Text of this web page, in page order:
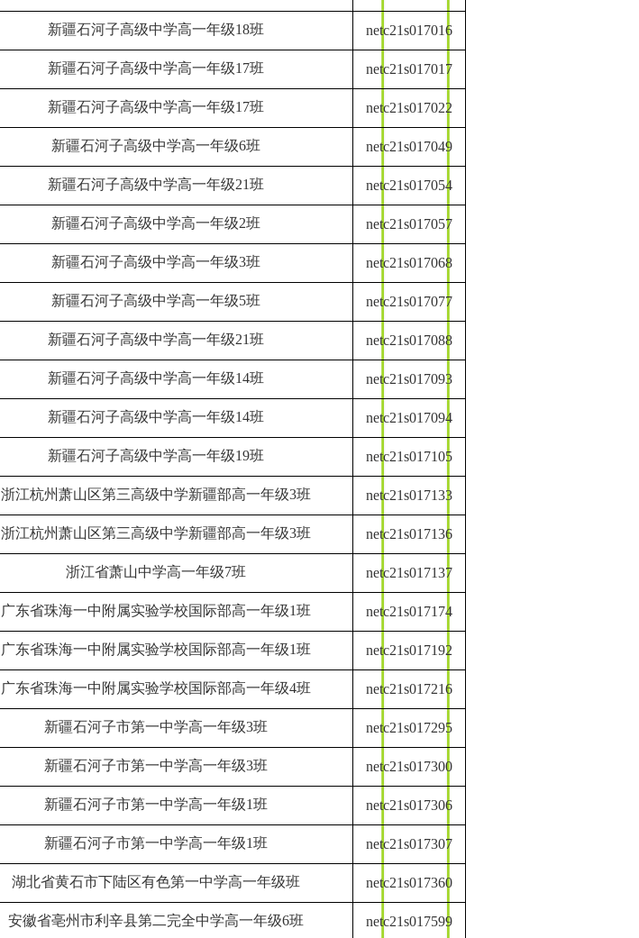
新疆石河子高级中学高一年级18班 netc21s017016
新疆石河子高级中学高一年级17班 netc21s017017
新疆石河子高级中学高一年级17班 netc21s017022
新疆石河子高级中学高一年级6班 netc21s017049
新疆石河子高级中学高一年级21班 netc21s017054
新疆石河子高级中学高一年级2班 netc21s017057
新疆石河子高级中学高一年级3班 netc21s017068
新疆石河子高级中学高一年级5班 netc21s017077
新疆石河子高级中学高一年级21班 netc21s017088
新疆石河子高级中学高一年级14班 netc21s017093
新疆石河子高级中学高一年级14班 netc21s017094
新疆石河子高级中学高一年级19班 netc21s017105
浙江杭州萧山区第三高级中学新疆部高一年级3班 netc21s017133
浙江杭州萧山区第三高级中学新疆部高一年级3班 netc21s017136
浙江省萧山中学高一年级7班 netc21s017137
广东省珠海一中附属实验学校国际部高一年级1班 netc21s017174
广东省珠海一中附属实验学校国际部高一年级1班 netc21s017192
广东省珠海一中附属实验学校国际部高一年级4班 netc21s017216
新疆石河子市第一中学高一年级3班 netc21s017295
新疆石河子市第一中学高一年级3班 netc21s017300
新疆石河子市第一中学高一年级1班 netc21s017306
新疆石河子市第一中学高一年级1班 netc21s017307
湖北省黄石市下陆区有色第一中学高一年级班 netc21s017360
安徽省亳州市利辛县第二完全中学高一年级6班 netc21s017599